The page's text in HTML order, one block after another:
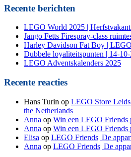
Recente berichten
LEGO World 2025 |
Jango Fetts Firespray-class
Harley Davidson Fat Boy |
Dubbele loyaliteitspunten | 14-
LEGO Adventskalenders 2025
Recente reacties
Hans Turin op LEGO Store
the Netherlands
Anna op Win een LEGO Friends
Anna op Win een LEGO Friends
Elisa op LEGO Friends| De
Anna op LEGO Friends| De